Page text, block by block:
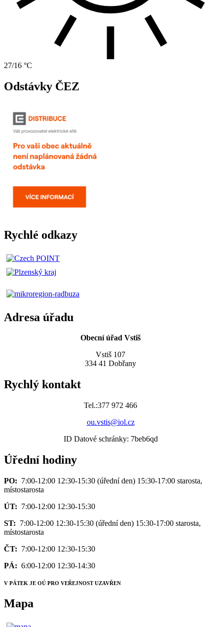
27/16 °C
Odstávky ČEZ
Rychlé odkazy
Adresa úřadu
Obecní úřad Vstiš
Vstiš 107
334 41 Dobřany
Rychlý kontakt
Tel.:377 972 466
ou.vstis@iol.cz
ID Datové schránky: 7beb6qd
Úřední hodiny
PO: 7:00-12:00 12:30-15:30 (úřední den) 15:30-17:00 starosta,
místostarosta
ÚT: 7:00-12:00 12:30-15:30
ST: 7:00-12:00 12:30-15:30 (úřední den) 15:30-17:00 starosta,
místostarosta
ČT: 7:00-12:00 12:30-15:30
PÁ: 6:00-12:00 12:30-14:30
V PÁTEK JE OÚ PRO VEŘEJNOST UZAVŘEN
Mapa